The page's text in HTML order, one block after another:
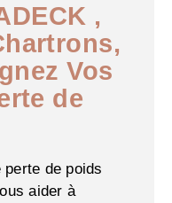
,
Vos
de
de poids
aider à